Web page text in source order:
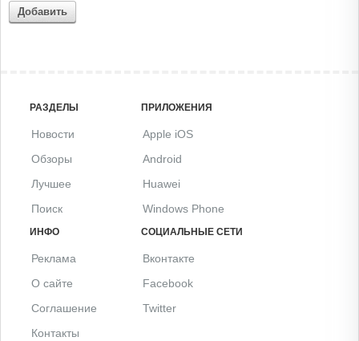
Добавить
РАЗДЕЛЫ
Новости
Обзоры
Лучшее
Поиск
ПРИЛОЖЕНИЯ
Apple iOS
Android
Huawei
Windows Phone
ИНФО
Реклама
О сайте
Соглашение
Контакты
СОЦИАЛЬНЫЕ СЕТИ
Вконтакте
Facebook
Twitter